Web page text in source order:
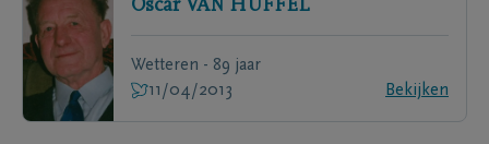
Oscar VAN HUFFEL
Wetteren - 89 jaar
11/04/2013
Bekijken